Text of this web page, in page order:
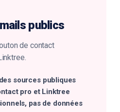
publics
de contact
sources publiques
pro et Linktree
pas de données